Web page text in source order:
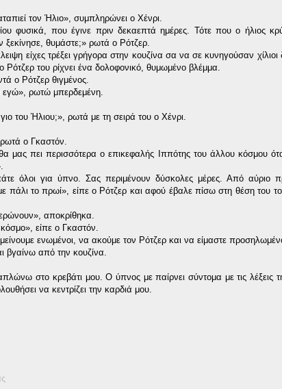
τον Ήλιο», συμπληρώνει ο Χένρι.
φυσικά, που έγινε πριν δεκαεπτά ημέρες. Τότε που ο ήλιος
θυμάστε;» ρωτά ο Ρότζερ.
είχες τρέξει γρήγορα στην κουζίνα σα να σε κυνηγούσαν
Ρότζερ του ρίχνει ένα δολοφονικό, θυμωμένο βλέμμα.
ο Ρότζερ θιγμένος.
εγώ», ρωτώ μπερδεμένη.
του Ήλιου;», ρωτά με τη σειρά του ο Χένρι.
ο Γκαστόν.
μας πει περισσότερα ο επικεφαλής Ιππότης του άλλου κόσμου
όλοι για ύπνο. Σας περιμένουν δύσκολες μέρες. Από αύριο
το πρωί», είπε ο Ρότζερ και αφού έβαλε πίσω στη θέση του
αποκρίθηκα.
είπε ο Γκαστόν.
ενωμένοι, να ακούμε τον Ρότζερ και να είμαστε
βγαίνω από την κουζίνα.
στο κρεβάτι μου. Ο ύπνος με παίρνει σύντομα με τις
να κεντρίζει την καρδιά μου.